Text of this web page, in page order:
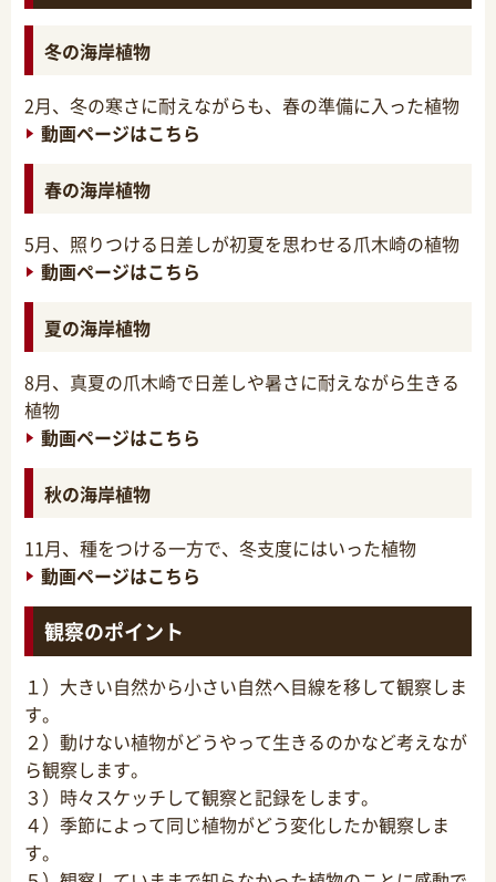
冬の海岸植物
2月、冬の寒さに耐えながらも、春の準備に入った植物
動画ページはこちら
春の海岸植物
5月、照りつける日差しが初夏を思わせる爪木崎の植物
動画ページはこちら
夏の海岸植物
8月、真夏の爪木崎で日差しや暑さに耐えながら生きる
植物
動画ページはこちら
秋の海岸植物
11月、種をつける一方で、冬支度にはいった植物
動画ページはこちら
観察のポイント
１）大きい自然から小さい自然へ目線を移して観察しま
す。
２）動けない植物がどうやって生きるのかなど考えなが
ら観察します。
３）時々スケッチして観察と記録をします。
４）季節によって同じ植物がどう変化したか観察しま
す。